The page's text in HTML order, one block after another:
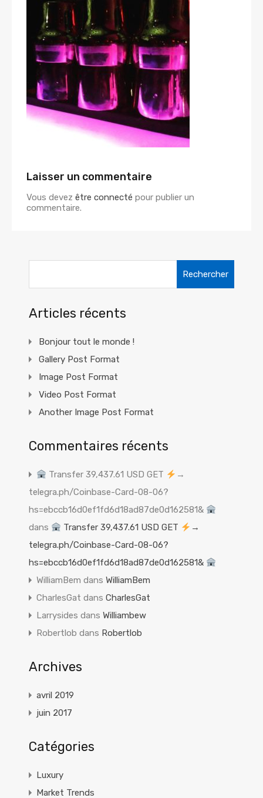
Laisser un commentaire
Vous devez être connecté pour publier un
commentaire.
Articles récents
Bonjour tout le monde !
Gallery Post Format
Image Post Format
Video Post Format
Another Image Post Format
Commentaires récents
Transfer 39,437.61 USD GET
→
telegra.ph/Coinbase-Card-08-06?
hs=ebccb16d0ef1fd6d18ad87de0d162581&
dans
Transfer 39,437.61 USD GET
→
telegra.ph/Coinbase-Card-08-06?
hs=ebccb16d0ef1fd6d18ad87de0d162581&
WilliamBem dans WilliamBem
CharlesGat dans CharlesGat
Larrysides dans Williambew
Robertlob dans Robertlob
Archives
avril 2019
juin 2017
Catégories
Luxury
Market Trends